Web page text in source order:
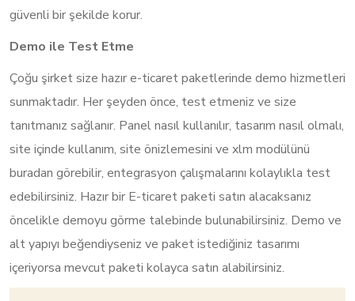
güvenli bir şekilde korur.
Demo ile Test Etme
Çoğu şirket size hazır e-ticaret paketlerinde demo hizmetleri
sunmaktadır. Her şeyden önce, test etmeniz ve size
tanıtmanız sağlanır. Panel nasıl kullanılır, tasarım nasıl olmalı,
site içinde kullanım, site önizlemesini ve xlm modülünü
buradan görebilir, entegrasyon çalışmalarını kolaylıkla test
edebilirsiniz. Hazır bir E-ticaret paketi satın alacaksanız
öncelikle demoyu görme talebinde bulunabilirsiniz. Demo ve
alt yapıyı beğendiyseniz ve paket istediğiniz tasarımı
içeriyorsa mevcut paketi kolayca satın alabilirsiniz.